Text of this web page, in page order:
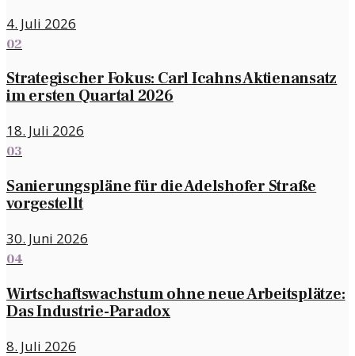
4. Juli 2026
02
Strategischer Fokus: Carl Icahns Aktienansatz
im ersten Quartal 2026
18. Juli 2026
03
Sanierungspläne für die Adelshofer Straße
vorgestellt
30. Juni 2026
04
Wirtschaftswachstum ohne neue Arbeitsplätze:
Das Industrie-Paradox
8. Juli 2026